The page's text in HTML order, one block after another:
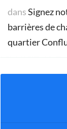
dansSignez
barrières de
quartier